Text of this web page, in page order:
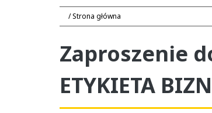
Strona główna
Zaproszenie
ETYKIETA